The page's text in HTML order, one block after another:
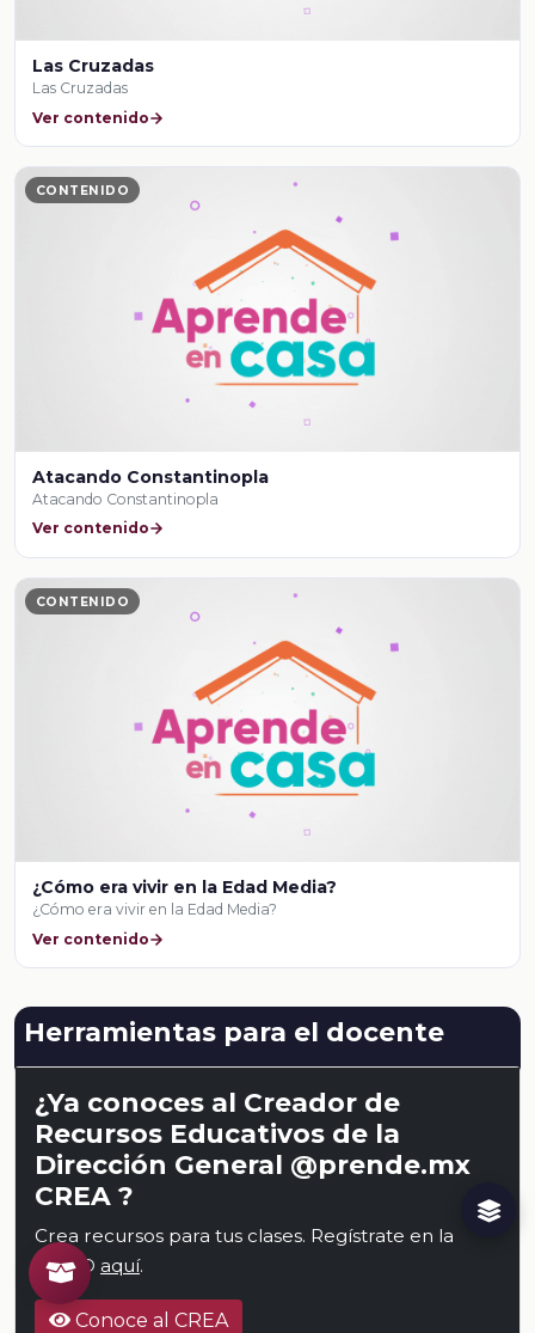
Las Cruzadas
Las Cruzadas
Ver contenido
CONTENIDO
Atacando Constantinopla
Atacando Constantinopla
Ver contenido
CONTENIDO
¿Cómo era vivir en la Edad Media?
¿Cómo era vivir en la Edad Media?
Ver contenido
Herramientas para el docente
¿Ya conoces al Creador de
Recursos Educativos de la
Dirección General @prende.mx
CREA ?
Crea recursos para tus clases. Regístrate en la
NEMD aquí.
Conoce al CREA